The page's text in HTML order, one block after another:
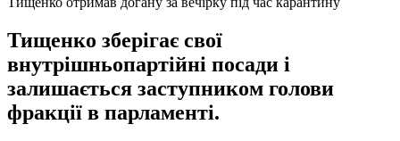
Тищенко зберігає свої
внутрішньопартійні посади і
залишається заступником голови
фракції в парламенті.